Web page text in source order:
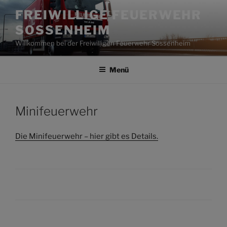
Zum
Inhalt
springen
FREIWILLIGE FEUERWEHR
SOSSENHEIM
Willkommen bei der Freiwilligen Feuerwehr Sossenheim
Menü
Minifeuerwehr
Die Minifeuerwehr – hier gibt es Details.